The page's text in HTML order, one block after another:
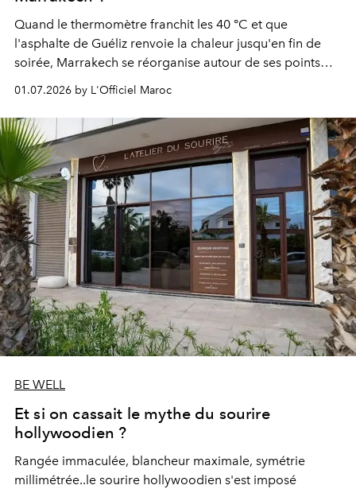
Quand le thermomètre franchit les 40 °C et que
l'asphalte de Guéliz renvoie la chaleur jusqu'en fin de
soirée, Marrakech se réorganise autour de ses points
d'eau. À l'Hivernage, le Es Saadi Marrakech Resort ouvre
les portes de son parc de huit hectares et de sa piscine
lagon de 2 400 m² avec trois formules Palace Day Pass
qui permettent d'y passer la journée.
01.07.2026 by L'Officiel Maroc
BE WELL
Et si on cassait le mythe du sourire
hollywoodien ?
Rangée immaculée, blancheur maximale, symétrie
millimétrée..le sourire hollywoodien s'est imposé